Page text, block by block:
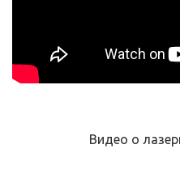
Видео о